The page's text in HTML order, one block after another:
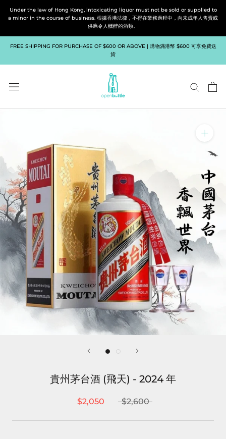
Under the law of Hong Kong, intoxicating liquor must not be sold or supplied to
a minor in the course of business. 根據香港法律，不得在業務過程中，向未成年人售賣或
供應令人醺醉的酒類。
FREE SHIPPING FOR PURCHASE OF $600 OR ABOVE | 購物滿港幣 $600 可享免費送
貨
貴州茅台酒 (飛天) - 2024 年
$2,050 $2,600